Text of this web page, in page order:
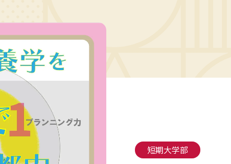
短期大学部